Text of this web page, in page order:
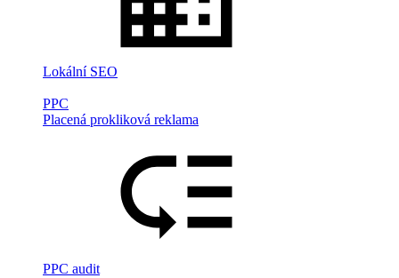
Lokální SEO
PPC
Placená prokliková reklama
PPC audit